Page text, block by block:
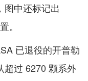
图中还标记出
。
已退役的开普勒
超过 6270 颗系外